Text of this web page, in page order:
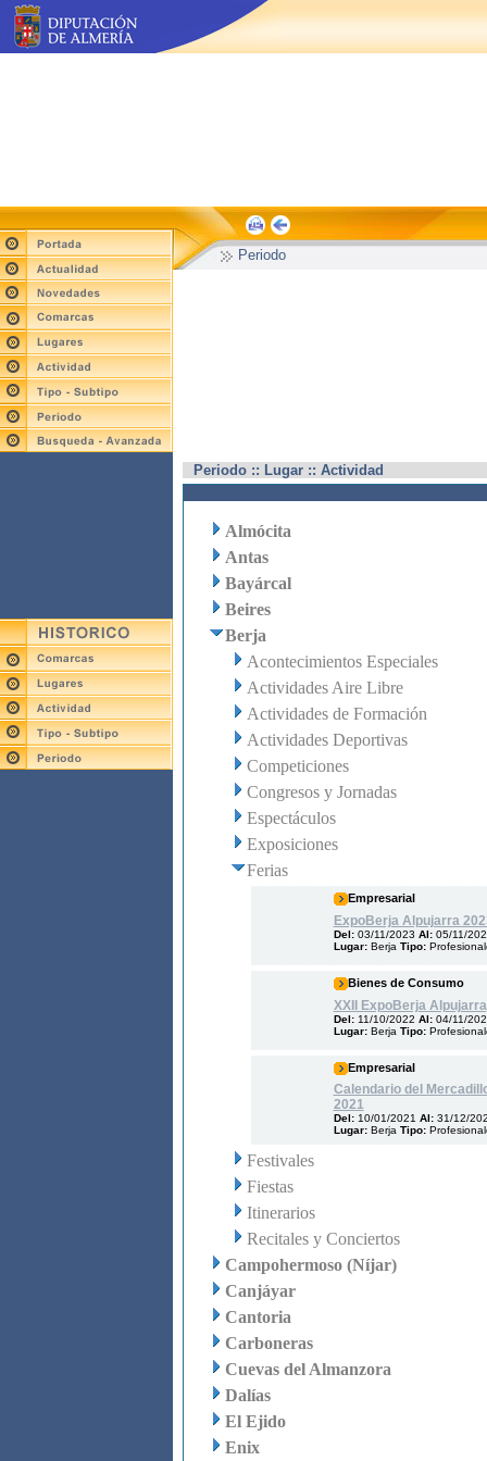
Periodo
Periodo :: Lugar :: Actividad
Almócita
Antas
Bayárcal
Beires
Berja
Acontecimientos Especiales
Actividades Aire Libre
Actividades de Formación
Actividades Deportivas
Competiciones
Congresos y Jornadas
Espectáculos
Exposiciones
Ferias
Empresarial
ExpoBerja Alpujarra
Del: 03/11/2023 Al: 05/11/
Lugar: Berja Tipo:
Bienes de Consumo
XXII ExpoBerja Alpujarra
Del: 11/10/2022 Al: 04/11/
Lugar: Berja Tipo:
Empresarial
Calendario del
2021
Del: 10/01/2021 Al: 31/12/
Lugar: Berja Tipo:
Festivales
Fiestas
Itinerarios
Recitales y Conciertos
Campohermoso (Níjar)
Canjáyar
Cantoria
Carboneras
Cuevas del Almanzora
Dalías
El Ejido
Enix